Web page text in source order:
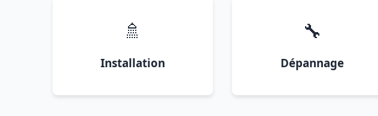
🚿
Installation
🔧
Dépannage